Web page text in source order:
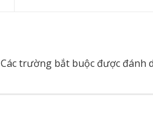
Các trường bắt buộc được đánh